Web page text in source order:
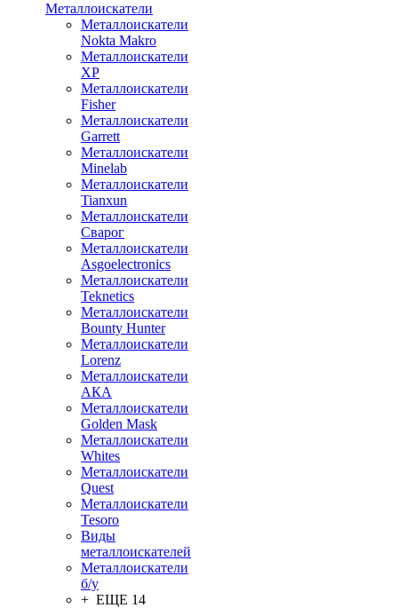
Металлоискатели
Металлоискатели
Nokta Makro
Металлоискатели
XP
Металлоискатели
Fisher
Металлоискатели
Garrett
Металлоискатели
Minelab
Металлоискатели
Tianxun
Металлоискатели
Сварог
Металлоискатели
Asgoelectronics
Металлоискатели
Teknetics
Металлоискатели
Bounty Hunter
Металлоискатели
Lorenz
Металлоискатели
АКА
Металлоискатели
Golden Mask
Металлоискатели
Whites
Металлоискатели
Quest
Металлоискатели
Tesoro
Виды
металлоискателей
Металлоискатели
б/у
+ ЕЩЕ 14